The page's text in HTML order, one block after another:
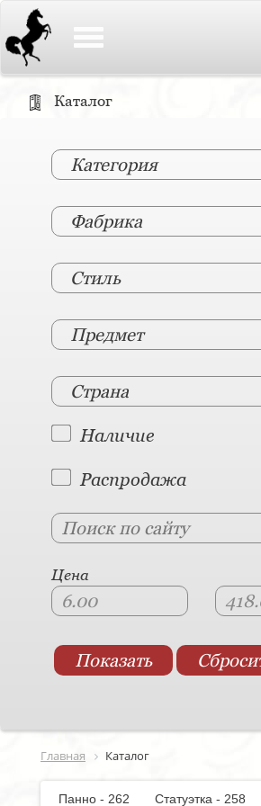
Каталог
Категория
Фабрика
Стиль
Предмет
Страна
Наличие
Распродажа
Цена
Главная Каталог
Панно - 262 Статуэтка - 258